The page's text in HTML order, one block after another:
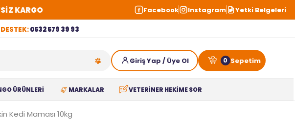
KARGO Facebook Instagram Yetki Belgeleri
0532 579 39 93
ÜRÜNLERİ MARKALAR VETERİNER HEKİME SOR
0
Kedi Maması 10kg